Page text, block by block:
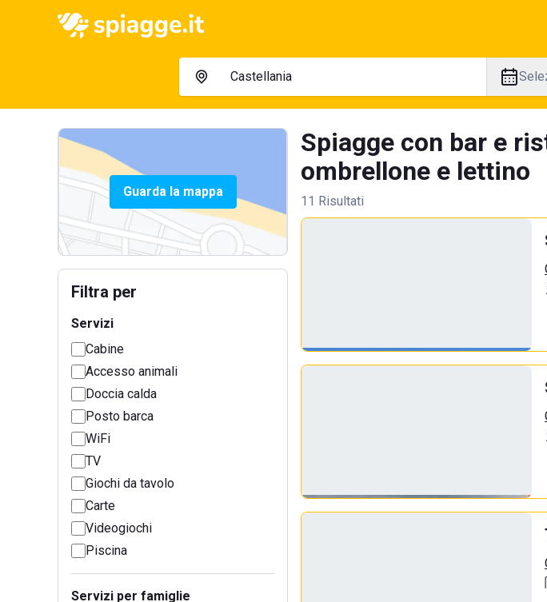
Guarda la mappa
Filtra per
Servizi
Cabine
Accesso animali
Doccia calda
Posto barca
WiFi
TV
Giochi da tavolo
Carte
Videogiochi
Piscina
Servizi per famiglie
Spiagge con bar e
ombrellone e lettino
11 Risultati